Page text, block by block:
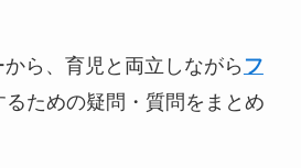
ら、育児と両立しながらフ
るための疑問・質問をまとめ